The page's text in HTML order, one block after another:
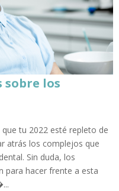
los
tu 2022 esté repleto de
atrás los complejos que
Sin duda, los
para hacer frente a esta